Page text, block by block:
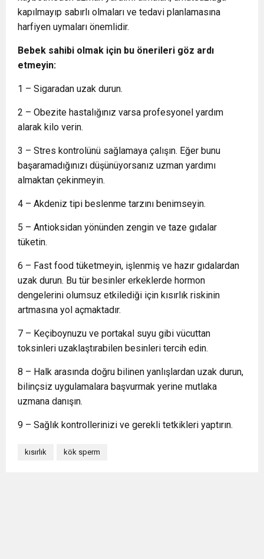
kapılmayıp sabırlı olmaları ve tedavi planlamasına
harfiyen uymaları önemlidir.
Bebek sahibi olmak için bu önerileri göz ardı
etmeyin:
1 – Sigaradan uzak durun.
2 – Obezite hastalığınız varsa profesyonel yardım
alarak kilo verin.
3 – Stres kontrolünü sağlamaya çalışın. Eğer bunu
başaramadığınızı düşünüyorsanız uzman yardımı
almaktan çekinmeyin.
4 – Akdeniz tipi beslenme tarzını benimseyin.
5 – Antioksidan yönünden zengin ve taze gıdalar
tüketin.
6 – Fast food tüketmeyin, işlenmiş ve hazır gıdalardan
uzak durun. Bu tür besinler erkeklerde hormon
dengelerini olumsuz etkilediği için kısırlık riskinin
artmasına yol açmaktadır.
7 – Keçiboynuzu ve portakal suyu gibi vücuttan
toksinleri uzaklaştırabilen besinleri tercih edin.
8 – Halk arasında doğru bilinen yanlışlardan uzak durun,
bilinçsiz uygulamalara başvurmak yerine mutlaka
uzmana danışın.
9 – Sağlık kontrollerinizi ve gerekli tetkikleri yaptırın.
kısırlık kök sperm